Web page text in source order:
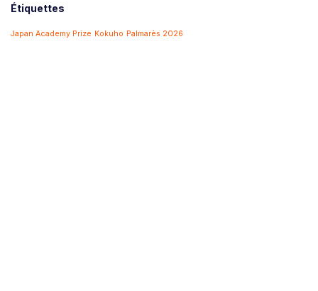
Étiquettes
Japan Academy Prize Kokuho Palmarès 2026